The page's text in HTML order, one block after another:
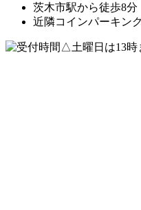
茨木市駅から徒歩8分
近隣コインパーキン
△土曜日は13